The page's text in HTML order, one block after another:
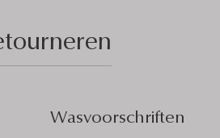
Wasvoorschriften